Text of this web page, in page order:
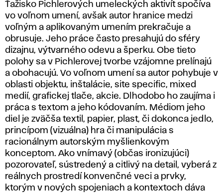
Ťažisko Pichlerových umeleckých aktivít spočíva
vo voľnom umení, avšak autor hranice medzi
voľným a aplikovaným umením prekračuje a
obrusuje. Jeho práce často presahujú do sféry
dizajnu, výtvarného odevu a šperku. Obe tieto
polohy sa v Pichlerovej tvorbe vzájomne prelínajú
a obohacujú. Vo voľnom umení sa autor pohybuje v
oblasti objektu, inštalácie, site specific, mixed
medií, grafickej tlače, akcie. Dlhodobo ho zaujíma i
práca s textom a jeho kódovaním. Médiom jeho
diel je zväčša textil, papier, plast, či dokonca jedlo,
princípom (vizuálna) hra či manipulácia s
racionálnym autorským myšlienkovým
konceptom. Ako vnímavý (občas ironizujúci)
pozorovateľ, sústredený a citlivý na detail, vyberá z
reálnych prostredí konvenčné veci a prvky,
ktorým v nových spojeniach a kontextoch dáva